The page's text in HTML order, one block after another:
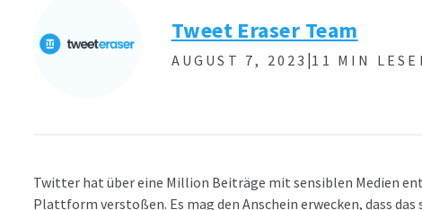
Tweet Eraser Team
AUGUST 7, 2023 |11 MIN
Twitter hat über eine Million Beiträge mit sensiblen Medien
Plattform verstoßen. Es mag den Anschein erwecken, dass